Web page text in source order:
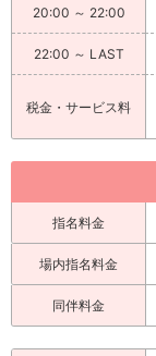
20:00 ～ 22:00
22:00 ～ LAST
税金・サービス料
指名料金
場内指名料金
同伴料金